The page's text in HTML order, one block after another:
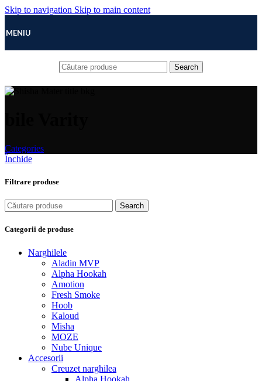
Skip to navigation Skip to main content
MENIU
Search
Categories
Închide
Filtrare produse
Search
Categorii de produse
Narghilele
Aladin MVP
Alpha Hookah
Amotion
Fresh Smoke
Hoob
Kaloud
Misha
MOZE
Nube Unique
Accesorii
Creuzet narghilea
Alpha Hookah